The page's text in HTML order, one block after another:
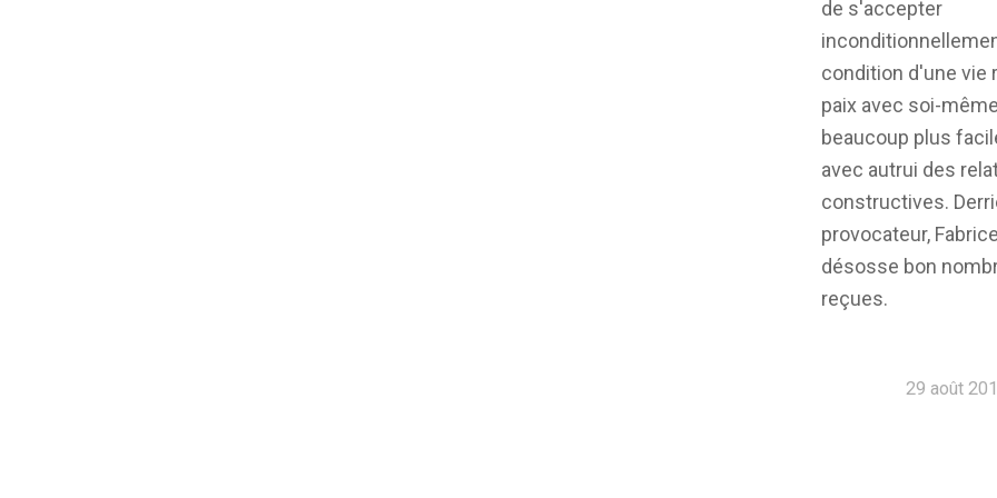
de s'accepter
condition d'une vie
paix avec soi-
beaucoup plus
avec autrui des
constructives.
provocateur,
désosse bon
reçues.
29 août